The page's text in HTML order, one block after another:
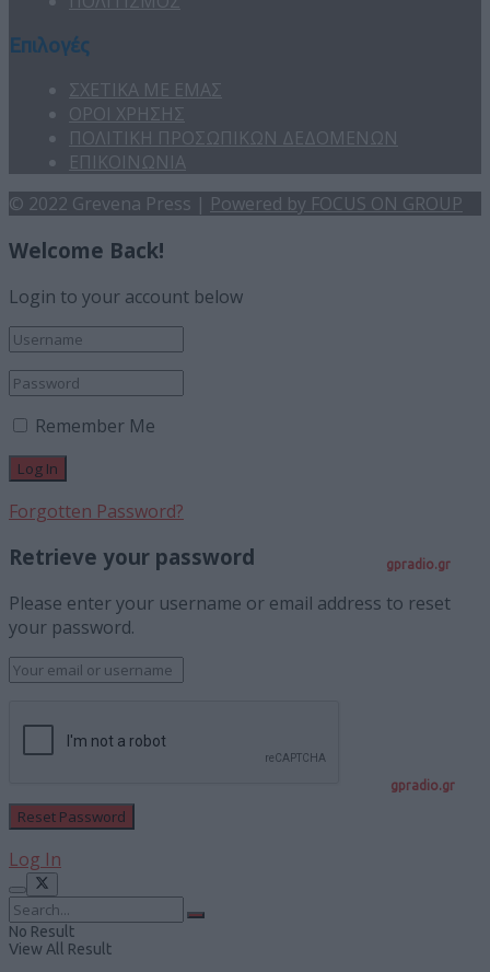
gpradio.gr
Επιλογές
ΣΧΕΤΙΚΑ ΜΕ ΕΜΑΣ
ΟΡΟΙ ΧΡΗΣΗΣ
ΠΟΛΙΤΙΚΗ ΠΡΟΣΩΠΙΚΩΝ ΔΕΔΟΜΕΝΩΝ
ΕΠΙΚΟΙΝΩΝΙΑ
© 2022 Grevena Press | Powered by FOCUS ON GROUP
Welcome Back!
Login to your account below
Remember Me
Forgotten Password?
Retrieve your password
Please enter your username or email address to reset
your password.
Log In
No Result
View All Result
gpradio.gr